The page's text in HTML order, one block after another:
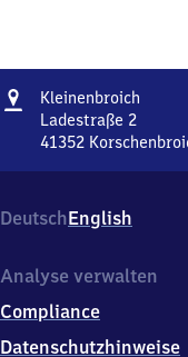
Adresse
Kleinenbroich
Ladestraße 2
41352
2,
4
3
2
Korschenbroich
DeutschEnglish
Analyse verwalten
Compliance
Datenschutzhinweise